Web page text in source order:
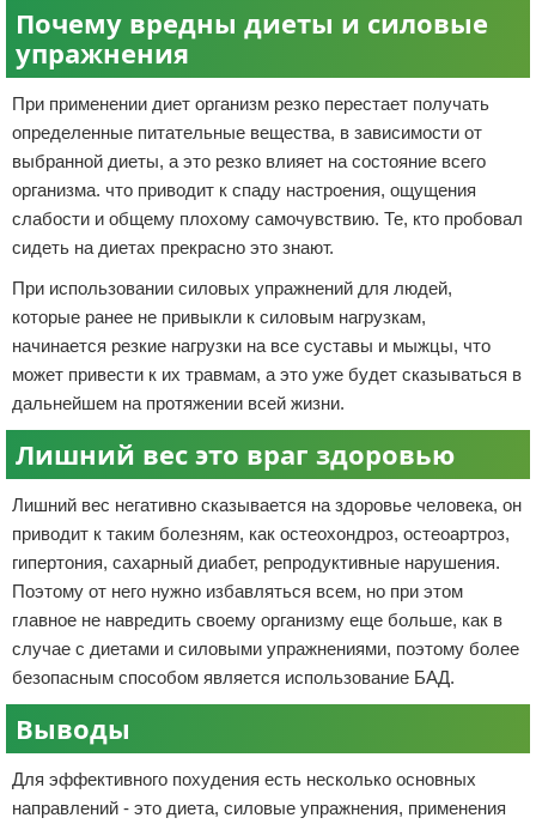
Почему вредны диеты и силовые
упражнения
При применении диет организм резко перестает получать
определенные питательные вещества, в зависимости от
выбранной диеты, а это резко влияет на состояние всего
организма. что приводит к спаду настроения, ощущения
слабости и общему плохому самочувствию. Те, кто пробовал
сидеть на диетах прекрасно это знают.
При использовании силовых упражнений для людей,
которые ранее не привыкли к силовым нагрузкам,
начинается резкие нагрузки на все суставы и мыжцы, что
может привести к их травмам, а это уже будет сказываться в
дальнейшем на протяжении всей жизни.
Лишний вес это враг здоровью
Лишний вес негативно сказывается на здоровье человека, он
приводит к таким болезням, как остеохондроз, остеоартроз,
гипертония, сахарный диабет, репродуктивные нарушения.
Поэтому от него нужно избавляться всем, но при этом
главное не навредить своему организму еще больше, как в
случае с диетами и силовыми упражнениями, поэтому более
безопасным способом является использование БАД.
Выводы
Для эффективного похудения есть несколько основных
направлений - это диета, силовые упражнения, применения